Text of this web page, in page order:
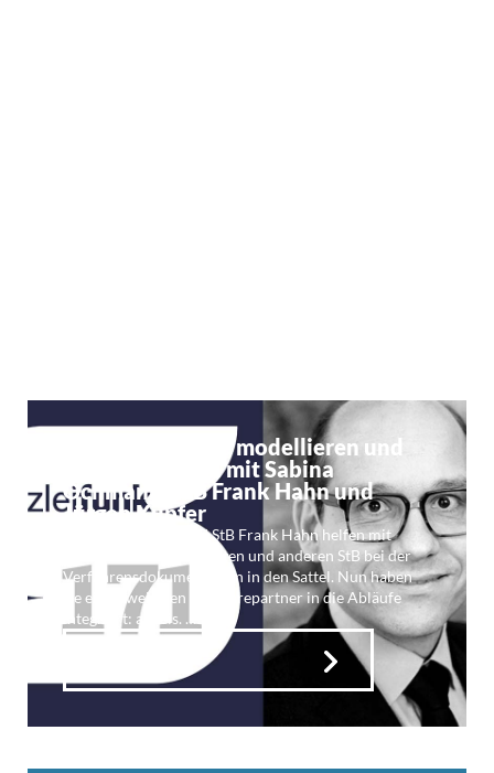
Kf 171: Prozesse modellieren und
dokumentieren mit Sabina
Ochmann, StB Frank Hahn und
Jürgen Kupfer
Sabina Ochmann und StB Frank Hahn helfen mit
gobd-direkt.de Mandanten und anderen StB bei der
Verfahrensdokumentation in den Sattel. Nun haben
sie einen weiteren Softwarepartner in die Abläufe
integriert: aeneis. …